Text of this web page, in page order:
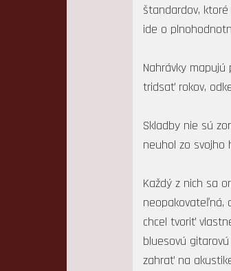
štandardov,
ide o
Nahrávky
tridsať rokov,
Skladby nie sú
neuhol zo svojho
Každý z nich sa
neopakovateľná,
chcel tvoriť
bluesovú
zahrať na